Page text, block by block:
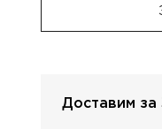
Доставим за